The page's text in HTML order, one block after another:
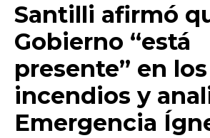
Santilli afirmó
Gobierno “está
presente” en los
incendios y
Emergencia